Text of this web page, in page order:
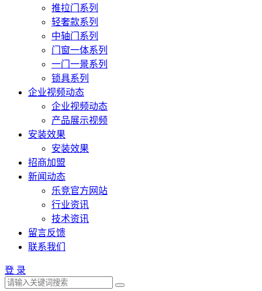
推拉门系列
轻奢款系列
中轴门系列
门窗一体系列
一门一景系列
锁具系列
企业视频动态
企业视频动态
产品展示视频
安装效果
安装效果
招商加盟
新闻动态
乐竞官方网站
行业资讯
技术资讯
留言反馈
联系我们
登 录